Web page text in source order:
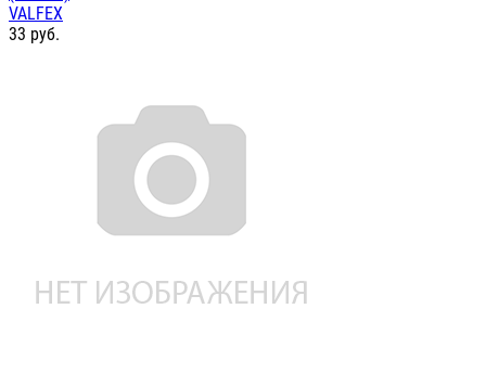
VALFEX
33 руб.